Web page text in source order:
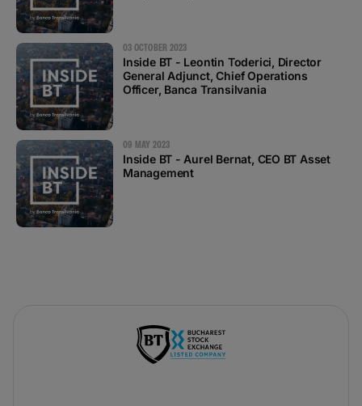
03 OCTOBER 2023
Inside BT - Leontin Toderici, Director
General Adjunct, Chief Operations
Officer, Banca Transilvania
09 MAY 2023
Inside BT - Aurel Bernat, CEO BT Asset
Management